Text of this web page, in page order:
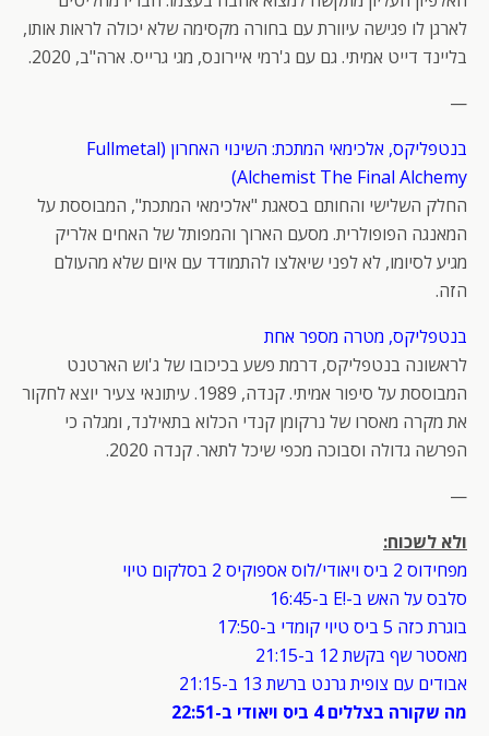
לארגן לו פגישה עיוורת עם בחורה מקסימה שלא יכולה לראות אותו,
בליינד דייט אמיתי. גם עם ג'רמי איירונס, מגי גרייס. ארה"ב, 2020.
—
בנטפליקס, אלכימאי המתכת: השינוי האחרון (Fullmetal
Alchemist The Final Alchemy)
החלק השלישי והחותם בסאגת "אלכימאי המתכת", המבוססת על
המאנגה הפופולרית. מסעם הארוך והמפותל של האחים אלריק
מגיע לסיומו, לא לפני שיאלצו להתמודד עם איום שלא מהעולם
הזה.
בנטפליקס, מטרה מספר אחת
לראשונה בנטפליקס, דרמת פשע בכיכובו של ג'וש הארטנט
המבוססת על סיפור אמיתי. קנדה, 1989. עיתונאי צעיר יוצא לחקור
את מקרה מאסרו של נרקומן קנדי הכלוא בתאילנד, ומגלה כי
הפרשה גדולה וסבוכה מכפי שיכל לתאר. קנדה 2020.
—
ולא לשכוח:
מפחידוס 2 ביס ויאודי/לוס אספוקיס 2 בסלקום טיוי
סלבס על האש ב-!E ב-16:45
בוגרת כזה 5 ביס טיוי קומדי ב-17:50
מאסטר שף בקשת 12 ב-21:15
אבודים עם צופית גרנט ברשת 13 ב-21:15
מה שקורה בצללים 4 ביס ויאודי ב-22:51